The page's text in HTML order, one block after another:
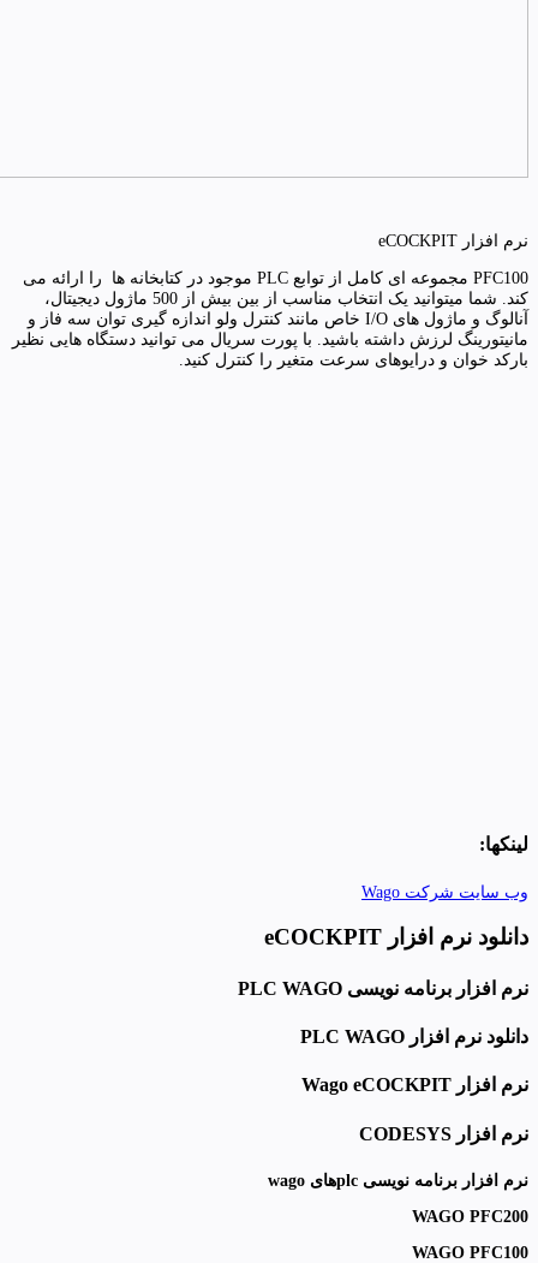
نرم افزار eCOCKPIT
PFC100 مجموعه ای کامل از توابع PLC موجود در کتابخانه ها را ارائه می
کند. شما میتوانید یک انتخاب مناسب از بین بیش از 500 ماژول دیجیتال،
آنالوگ و ماژول های I/O خاص مانند کنترل ولو اندازه گیری توان سه فاز و
مانیتورینگ لرزش داشته باشید. با پورت سریال می توانید دستگاه هایی نظیر
بارکد خوان و درایوهای سرعت متغیر را کنترل کنید.
لینکها:
وب سایت شرکت Wago
دانلود نرم افزار eCOCKPIT
نرم افزار برنامه نویسی PLC WAGO
دانلود نرم افزار PLC WAGO
نرم افزار Wago eCOCKPIT
نرم افزار CODESYS
نرم افزار برنامه نویسی plcهای wago
WAGO PFC200
WAGO PFC100